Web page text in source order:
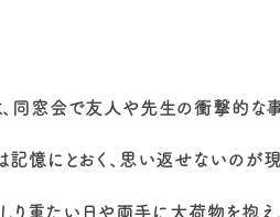
同窓会で友人や先生の衝撃的
憶にとおく、思い返せないのが現
しり重たい日や両手に大荷物を抱